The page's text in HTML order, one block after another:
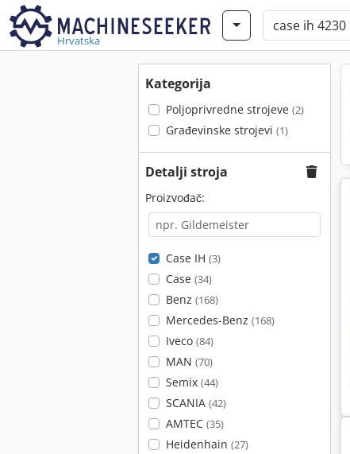
Hrvatska
Kategorija
Poljoprivredne strojeve (2)
Građevinske strojevi (1)
Detalji stroja
Proizvođač:
Case IH (3)
Case (34)
Benz (168)
Mercedes-Benz (168)
Iveco (84)
MAN (70)
Semix (44)
SCANIA (42)
AMTEC (35)
Heidenhain (27)